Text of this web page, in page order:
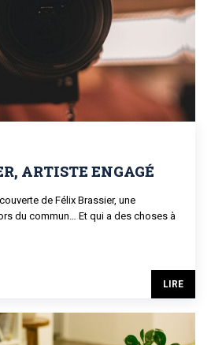
ARTISTE ENGAGÉ
de Félix Brassier, une
du commun… Et qui a des choses à
LIRE